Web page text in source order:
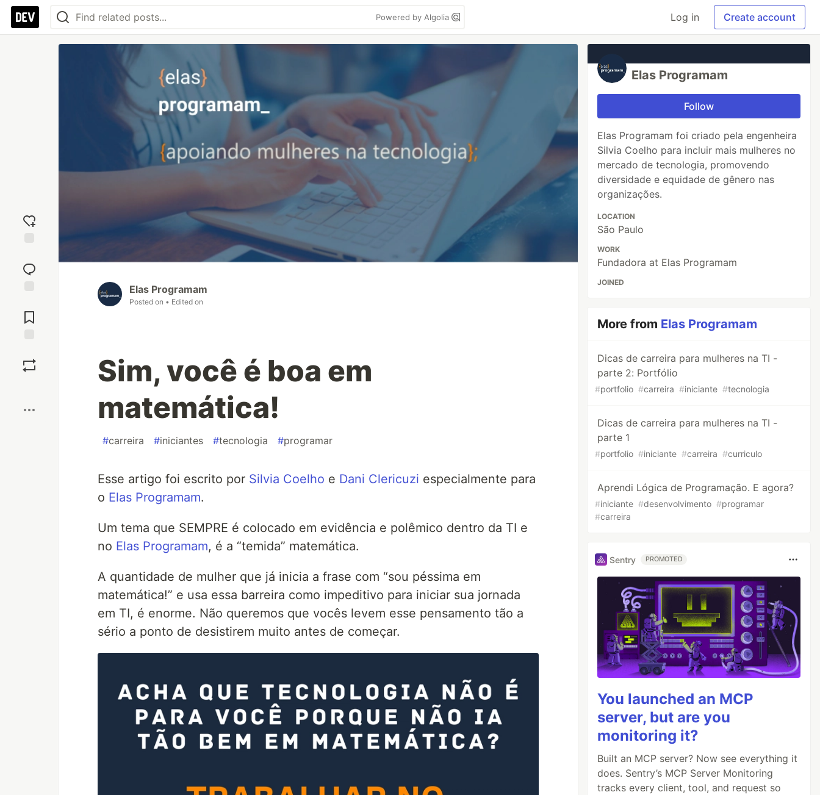
Powered by Algolia Log in Create account
reaction
Comments
Elas Programam
Posted on • Edited on
Sim, você é boa em
matemática!
#carreira #iniciantes #tecnologia #programar
Esse artigo foi escrito por Silvia Coelho e Dani Clericuzi especialmente para
o Elas Programam.
Um tema que SEMPRE é colocado em evidência e polêmico dentro da TI e
no Elas Programam, é a “temida” matemática.
A quantidade de mulher que já inicia a frase com “sou péssima em
matemática!” e usa essa barreira como impeditivo para iniciar sua jornada
em TI, é enorme. Não queremos que vocês levem esse pensamento tão a
sério a ponto de desistirem muito antes de começar.
Elas Programam
Follow
Elas Programam foi criado pela engenheira
Silvia Coelho para incluir mais mulheres no
mercado de tecnologia, promovendo
diversidade e equidade de gênero nas
organizações.
LOCATION
São Paulo
WORK
Fundadora at Elas Programam
JOINED
More from Elas Programam
Dicas de carreira para mulheres na TI -
parte 2: Portfólio
#portfolio #carreira #iniciante #tecnologia
Dicas de carreira para mulheres na TI -
parte 1
#portfolio #iniciante #carreira #curriculo
Aprendi Lógica de Programação. E agora?
#iniciante #desenvolvimento #programar
#carreira
Sentry PROMOTED
You launched an MCP
server, but are you
monitoring it?
Built an MCP server? Now see everything it
does. Sentry’s MCP Server Monitoring
tracks every client, tool, and request so